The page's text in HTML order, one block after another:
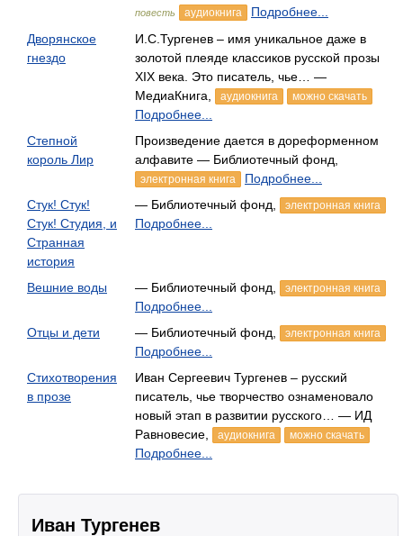
повесть
аудиокнига
Подробнее...
Дворянское
гнездо
И.С.Тургенев – имя уникальное даже в
золотой плеяде классиков русской прозы
XIX века. Это писатель, чье… —
МедиаКнига,
аудиокнига можно скачать
Подробнее...
Степной
король Лир
Произведение дается в дореформенном
алфавите — Библиотечный фонд,
электронная книга
Подробнее...
Стук! Стук!
Стук! Студия, и
Странная
история
— Библиотечный фонд, электронная книга
Подробнее...
Вешние воды — Библиотечный фонд, электронная книга
Подробнее...
Отцы и дети
— Библиотечный фонд, электронная книга
Подробнее...
Стихотворения
в прозе
Иван Сергеевич Тургенев – русский
писатель, чье творчество ознаменовало
новый этап в развитии русского… — ИД
Равновесие,
аудиокнига можно скачать
Подробнее...
Иван Тургенев